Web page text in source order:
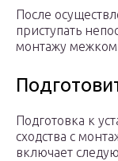
После
приступать
монтажу
Подготовка к
сходства с
включает